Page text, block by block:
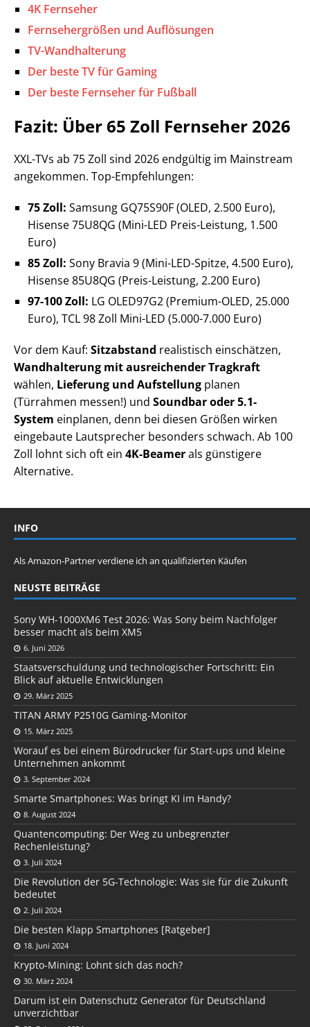
4K Fernseher
Fernsehergrößen und Auflösungen
TV-Wandhalterung
Der beste TV für Gaming
Der beste Fernseher für Fußball
Fazit: Über 65 Zoll Fernseher 2026
XXL-TVs ab 75 Zoll sind 2026 endgültig im Mainstream
angekommen. Top-Empfehlungen:
75 Zoll: Samsung GQ75S90F (OLED, 2.500 Euro),
Hisense 75U8QG (Mini-LED Preis-Leistung, 1.500
Euro)
85 Zoll: Sony Bravia 9 (Mini-LED-Spitze, 4.500 Euro),
Hisense 85U8QG (Preis-Leistung, 2.200 Euro)
97-100 Zoll: LG OLED97G2 (Premium-OLED, 25.000
Euro), TCL 98 Zoll Mini-LED (5.000-7.000 Euro)
Vor dem Kauf: Sitzabstand realistisch einschätzen,
Wandhalterung mit ausreichender Tragkraft
wählen, Lieferung und Aufstellung planen
(Türrahmen messen!) und Soundbar oder 5.1-
System einplanen, denn bei diesen Größen wirken
eingebaute Lautsprecher besonders schwach. Ab 100
Zoll lohnt sich oft ein 4K-Beamerals günstigere
Alternative.
INFO
Als Amazon-Partner verdiene ich an qualifizierten Käufen
NEUSTE BEITRÄGE
Sony WH-1000XM6 Test 2026: Was Sony beim Nachfolger
besser macht als beim XM5
6. Juni 2026
Staatsverschuldung und technologischer Fortschritt: Ein
Blick auf aktuelle Entwicklungen
29. März 2025
TITAN ARMY P2510G Gaming-Monitor
15. März 2025
Worauf es bei einem Bürodrucker für Start-ups und kleine
Unternehmen ankommt
3. September 2024
Smarte Smartphones: Was bringt KI im Handy?
8. August 2024
Quantencomputing: Der Weg zu unbegrenzter
Rechenleistung?
3. Juli 2024
Die Revolution der 5G-Technologie: Was sie für die Zukunft
bedeutet
2. Juli 2024
Die besten Klapp Smartphones [Ratgeber]
18. Juni 2024
Krypto-Mining: Lohnt sich das noch?
30. März 2024
Darum ist ein Datenschutz Generator für Deutschland
unverzichtbar